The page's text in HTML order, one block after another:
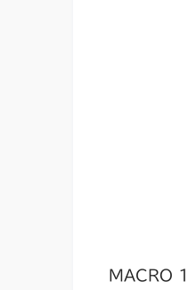
MACRO